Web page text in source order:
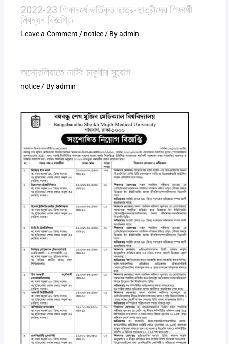
2022-23 শিক্ষাবর্ষে ভর্তিকৃত ছাত্র-ছাত্রীদের শিক্ষার্থী
নিবন্ধন বিজ্ঞপ্তি
Leave a Comment / notice / Byadmin
অস্ট্রেলিয়াতে নার্সিং চাকুরীর সুযোগ
notice / Byadmin